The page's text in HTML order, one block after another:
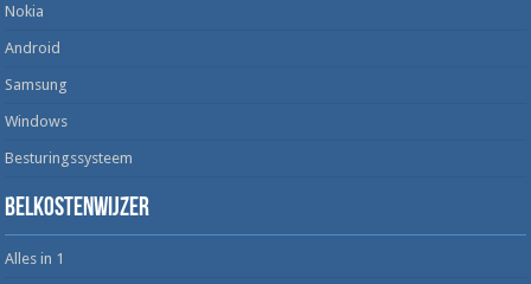
Nokia
Android
Samsung
Windows
Besturingssysteem
Belkostenwijzer
Alles in 1